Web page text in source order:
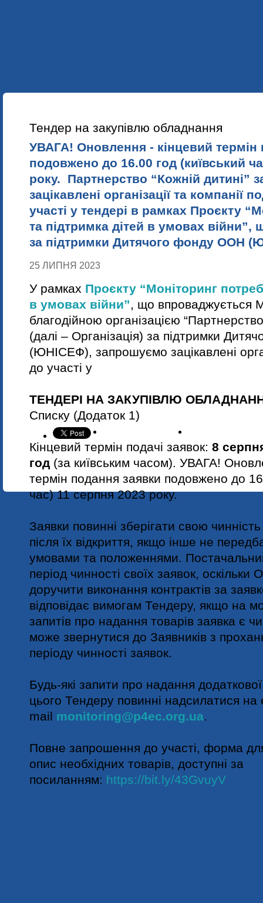
Тендер на закупівлю обладнання
УВАГА! Оновлення - кінцевий термін
подовжено до 16.00 год (київський
року. Партнерство “Кожній дитині”
зацікавлені організації та компанії
участі у тендері в рамках Проєкту
та підтримка дітей в умовах
за підтримки Дитячого фонду ООН
25 ЛИПНЯ 2023
У рамках Проєкту “Моніторинг
в умовах війни”, що впроваджується
благодійною організацією
(далі – Організація) за підтримки
(ЮНІСЕФ), запрошуємо зацікавлені
до участі у
ТЕНДЕРІ НА ЗАКУПІВЛЮ
Списку (Додаток 1)
Кінцевий термін подачі заявок: 8
год (за київським часом). УВАГА!
термін подання заявки подовжено до
час) 11 серпня 2023 року.
Заявки повинні зберігати свою
після їх відкриття, якщо інше не
умовами та положеннями.
період чинності своїх заявок, оскільки
доручити виконання контрактів за
відповідає вимогам Тендеру, якщо на
запитів про надання товарів заявка є
може звернутися до Заявників з
періоду чинності заявок.
Будь-які запити про надання
цього Тендеру повинні надсилатися на
mail monitoring@p4ec.org.ua.
Повне запрошення до участі, форма
опис необхідних товарів, доступні за
посиланням: https://bit.ly/43GvuyV